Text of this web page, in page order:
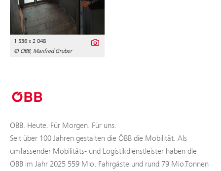
1 536 x 2 048
© ÖBB, Manfred Gruber
ÖBB. Heute. Für Morgen. Für uns.
Seit über 100 Jahren gestalten die ÖBB die Mobilität. Als
umfassender Mobilitäts- und Logistikdienstleister haben die
ÖBB im Jahr 2025 559 Mio. Fahrgäste und rund 79 Mio.Tonnen